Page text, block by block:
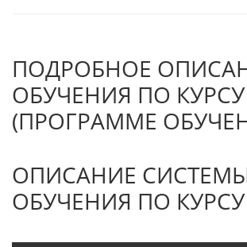
ПОДРОБНОЕ
ОБУЧЕНИЯ ПО КУРСУ
(ПРОГРАММЕ
ОПИСАНИЕ
ОБУЧЕНИЯ ПО КУРСУ